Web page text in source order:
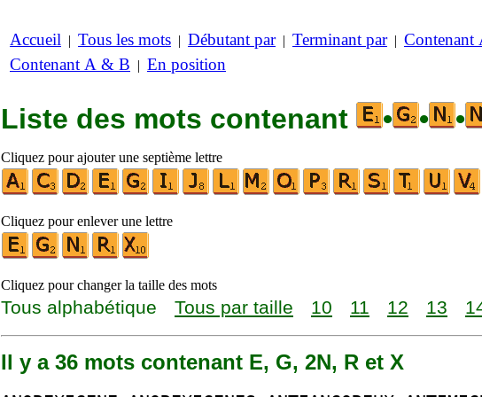
Accueil | Tous les mots | Débutant par| Terminant par| Contenant
Contenant A & B | En position
Liste des mots contenant • • •
Cliquez pour ajouter une septième lettre
Cliquez pour enlever une lettre
Cliquez pour changer la taille des mots
Tous alphabétique Tous par taille 10 11 12 13
Il y a 36 mots contenant E, G, 2N, R et X